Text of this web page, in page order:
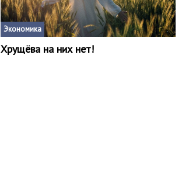
Экономика
Хрущёва на них нет!